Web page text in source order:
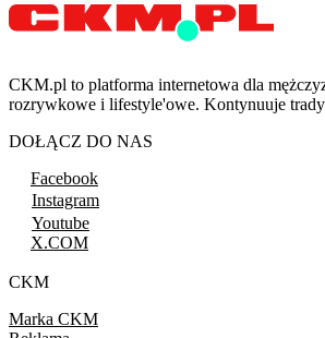
CKM.pl to platforma internetowa dla
rozrywkowe i lifestyle'owe. Kontynuuje
DOŁĄCZ DO NAS
Facebook
Instagram
Youtube
X.COM
CKM
Marka CKM